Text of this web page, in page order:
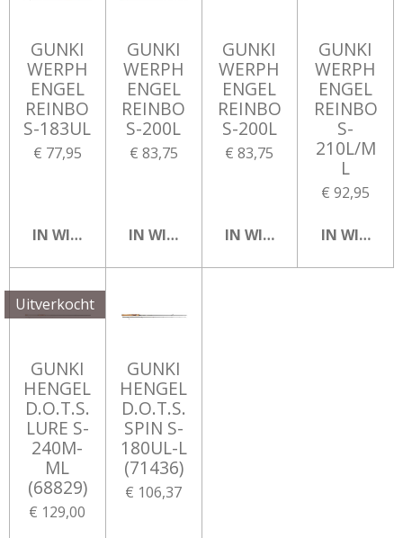
GUNKI
WERPH
ENGEL
REINBO
S-183UL
€ 77,95
IN WINKELWAGEN
GUNKI
WERPH
ENGEL
REINBO
S-200L
€ 83,75
IN WINKELWAGEN
GUNKI
WERPH
ENGEL
REINBO
S-200L
€ 83,75
IN WINKELWAGEN
GUNKI
WERPH
ENGEL
REINBO
S-
210L/M
L
€ 92,95
IN
Uitverkocht
GUNKI
HENGEL
D.O.T.S.
LURE S-
240M-
ML
(68829)
€ 129,00
GUNKI
HENGEL
D.O.T.S.
SPIN S-
180UL-L
(71436)
€ 106,37